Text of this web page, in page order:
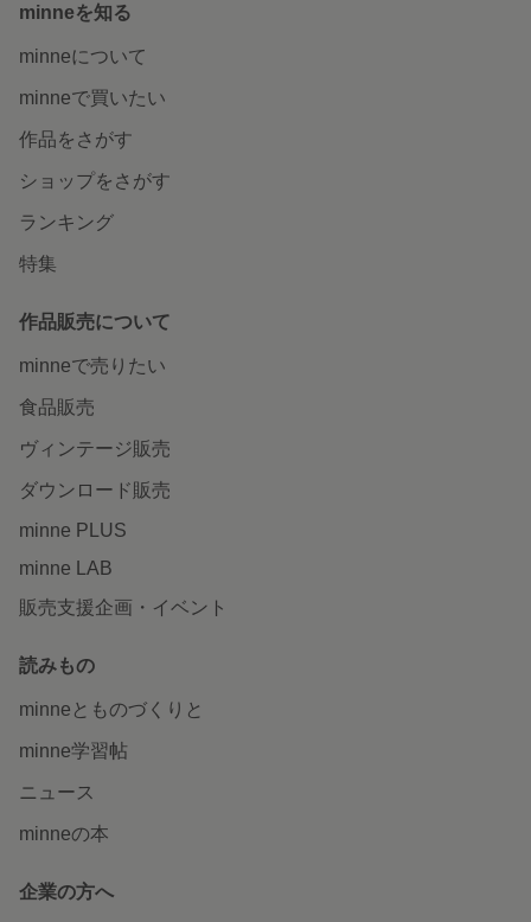
minneを知る
minneについて
minneで買いたい
作品をさがす
ショップをさがす
ランキング
特集
作品販売について
minneで売りたい
食品販売
ヴィンテージ販売
ダウンロード販売
minne PLUS
minne LAB
販売支援企画・イベント
読みもの
minneとものづくりと
minne学習帖
ニュース
minneの本
企業の方へ